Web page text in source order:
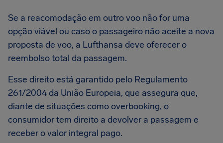
Se a reacomodação em outro voo não for uma
opção viável ou caso o passageiro não aceite a nova
proposta de voo, a Lufthansa deve oferecer o
reembolso total da passagem.
Esse direito está garantido pelo Regulamento
261/2004 da União Europeia, que assegura que,
diante de situações como overbooking, o
consumidor tem direito a devolver a passagem e
receber o valor integral pago.